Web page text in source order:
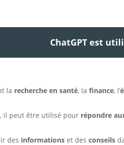
ChatGPT est
la recherche en santé, lafinance, l’
il peut être utilisé pour répondre
des informations et desconseils